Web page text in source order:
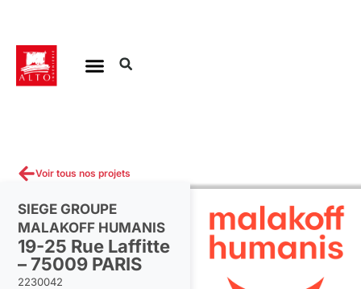
contenu
Voir tous nos projets
SIEGE GROUPE
MALAKOFF HUMANIS
19-25 Rue Laffitte
– 75009 PARIS
2230042